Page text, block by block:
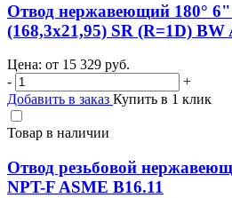
Отвод нержавеющий 180°
(168,3х21,95) SR (R=1D) BW
Цена: от 15 329 руб.
-
+
Добавить в заказ Купить в 1 клик
Товар в наличии
Отвод резьбовой
NPT-F ASME B16.11